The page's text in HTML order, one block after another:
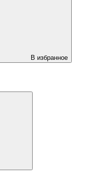
В избранное